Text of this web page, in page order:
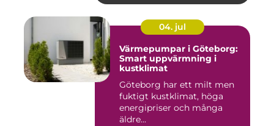
04. jul
Värmepumpar i Göteborg:
Smart uppvärmning i
kustklimat
Göteborg har ett milt men
fuktigt kustklimat, höga
energipriser och många
äldre...